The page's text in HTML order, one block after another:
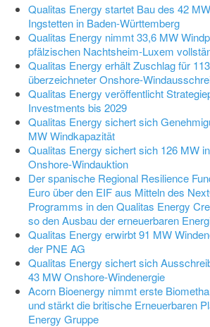
Qualitas Energy startet Bau des 42
Ingstetten in Baden-Württemberg
Qualitas Energy nimmt 33,6 MW
pfälzischen Nachtsheim-Luxem
Qualitas Energy erhält Zuschlag für
überzeichneter Onshore-
Qualitas Energy veröffentlicht
Investments bis 2029
Qualitas Energy sichert sich
MW Windkapazität
Qualitas Energy sichert sich 126 MW
Onshore‑Windauktion
Der spanische Regional Resilience
Euro über den EIF aus Mitteln des
Programms in den Qualitas Energy
so den Ausbau der erneuerbaren
Qualitas Energy erwirbt 91 MW
der PNE AG
Qualitas Energy sichert sich
43 MW Onshore-Windenergie
Acorn Bioenergy nimmt erste
und stärkt die britische Erneuerbaren
Energy Gruppe